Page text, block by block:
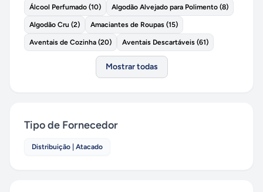
Álcool Perfumado (10) Algodão Alvejado para Polimento (8)
Algodão Cru (2) Amaciantes de Roupas (15)
Aventais de Cozinha (20) Aventais Descartáveis (61)
Mostrar todas
Tipo de Fornecedor
Distribuição | Atacado